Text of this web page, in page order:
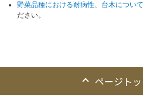
野菜品種における耐病性、台木につい
ださい。
ページト